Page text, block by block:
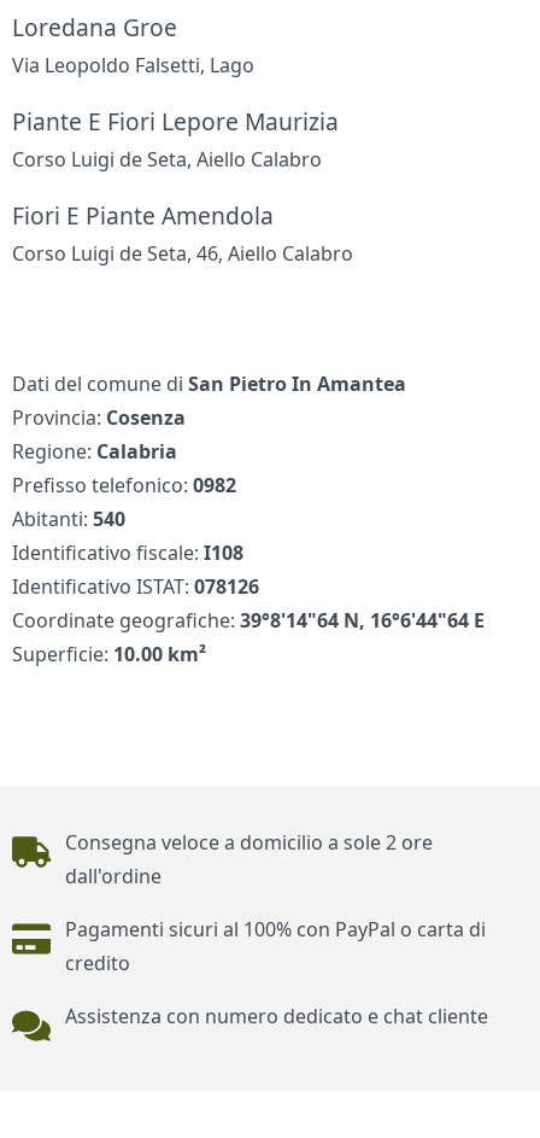
Loredana Groe
Via Leopoldo Falsetti, Lago
Piante E Fiori Lepore Maurizia
Corso Luigi de Seta, Aiello Calabro
Fiori E Piante Amendola
Corso Luigi de Seta, 46, Aiello Calabro
Dati del comune diSan Pietro In Amantea
Provincia: Cosenza
Regione: Calabria
Prefisso telefonico:0982
Abitanti:540
Identificativo fiscale:I108
Identificativo ISTAT:078126
Coordinate geografiche:39°8'14"64 N, 16°6'44"64 E
Superficie: 10.00 km²
Piè di pagina
Consegna veloce a domicilio a sole 2 ore
dall'ordine
Pagamenti sicuri al 100% con PayPal o carta di
credito
Assistenza con numero dedicato e chat cliente